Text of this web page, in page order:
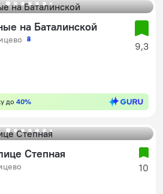
на Баталинской
9,3
до 40%
Степная
10
2
3
4
5